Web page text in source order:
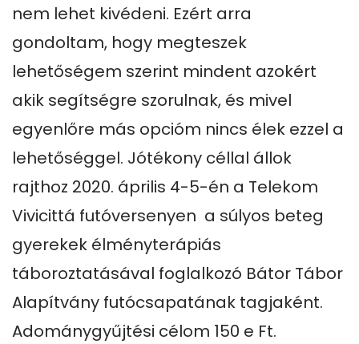
nem lehet kivédeni. Ezért arra
gondoltam, hogy megteszek
lehetőségem szerint mindent azokért
akik segítségre szorulnak, és mivel
egyenlőre más opcióm nincs élek ezzel a
lehetőséggel. Jótékony céllal állok
rajthoz 2020. április 4-5-én a Telekom
Vivicittá futóversenyen  a súlyos beteg
gyerekek élményterápiás
táboroztatásával foglalkozó Bátor Tábor
Alapítvány futócsapatának tagjaként.
Adománygyűjtési célom 150 e Ft.